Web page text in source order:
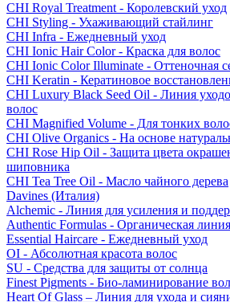
CHI Royal Treatment - Королевский уход
CHI Styling - Ухаживающий стайлинг
CHI Infra - Ежедневный уход
CHI Ionic Hair Color - Краска для волос
CHI Ionic Color Illuminate - Оттеночная
CHI Keratin - Кератиновое
CHI Luxury Black Seed Oil - Линия
волос
CHI Magnified Volume - Для тонких
CHI Olive Organics - На основе
CHI Rose Hip Oil - Защита цвета
шиповника
CHI Tea Tree Oil - Масло чайного дерева
Davines (Италия)
Alchemic - Линия для усиления и
Authentic Formulas - Органическая
Essential Haircare - Eжедневный уход
OI - Абсолютная красота волос
SU - Средства для защиты от солнца
Finest Pigments - Био-ламинирование
Heart Of Glass – Линия для ухода и